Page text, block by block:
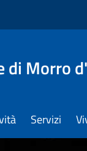
di Morro
Servizi